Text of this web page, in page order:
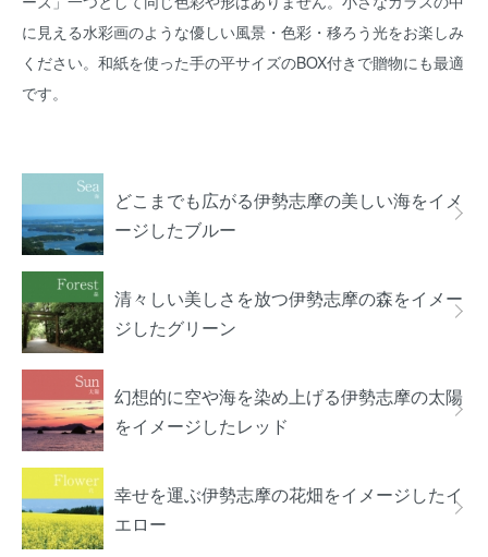
に見える水彩画のような優しい風景・色彩・移ろう光をお楽しみ
ください。和紙を使った手の平サイズのBOX付きで贈物にも最適
です。
グループ一覧どこまでも広がる伊勢志摩の美しい海をイメ
ージしたブルー
清々しい美しさを放つ伊勢志摩の森をイメー
ジしたグリーン
幻想的に空や海を染め上げる伊勢志摩の太陽
をイメージしたレッド
幸せを運ぶ伊勢志摩の花畑をイメージしたイ
エロー